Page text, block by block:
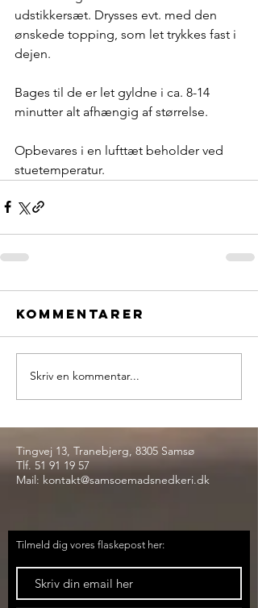
udstikkersæt. Drysses evt. med den
ønskede topping, som let trykkes fast i
dejen.
Bages til de er let gyldne i ca. 8-14
minutter alt afhængig af størrelse.
Opbevares i en lufttæt beholder ved
stuetemperatur.
Kommentarer
Skriv en kommentar...
Tingvej 13, Tranebjerg, 8305 Samsø
Tlf. 51 91 19 57
Mail: kontakt@samsoemadsnedkeri.dk
Tilmeld dig vores flaskepost her: